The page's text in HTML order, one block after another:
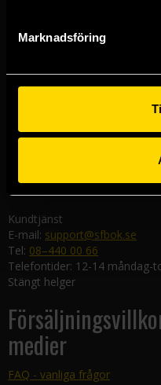
Marknadsföring
Göteborgsbutiken
Kungsgatan 19
Malmöbutiken
582 19 Linköping
Kundtjänst
E-mail: support@sfbok.se
Tel: 08–440 00 66
Telefontider: 12-14 måndag-
Stängt helger
medier
FAQ - vanliga frågor